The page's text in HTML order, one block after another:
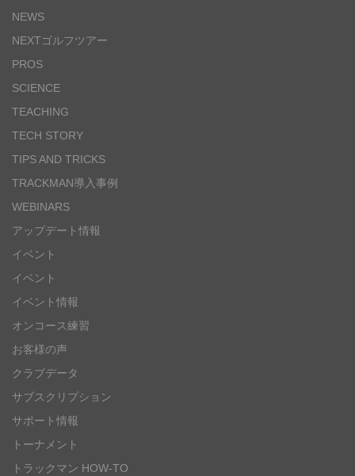
NEWS
NEXTゴルフツアー
PROS
SCIENCE
TEACHING
TECH STORY
TIPS AND TRICKS
TRACKMAN導入事例
WEBINARS
アップデート情報
イベント
イベント
イベント情報
オンコース練習
お客様の声
クラブデータ
サブスクリプション
サポート情報
トーナメント
トラックマン HOW-TO